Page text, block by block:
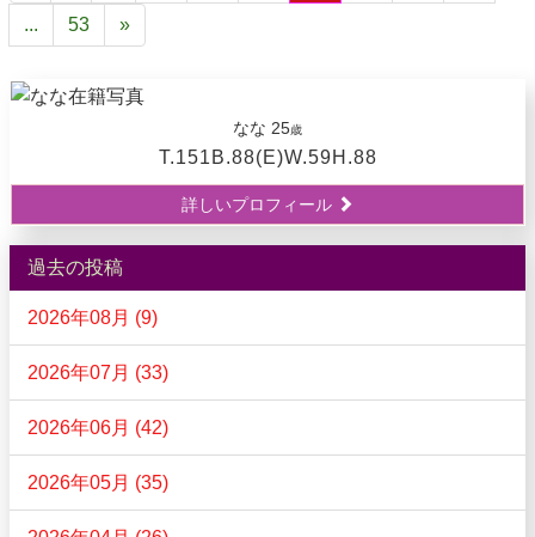
... 53 »
なな 25歳
T.151B.88(E)W.59H.88
詳しいプロフィール
過去の投稿
2026年08月 (9)
2026年07月 (33)
2026年06月 (42)
2026年05月 (35)